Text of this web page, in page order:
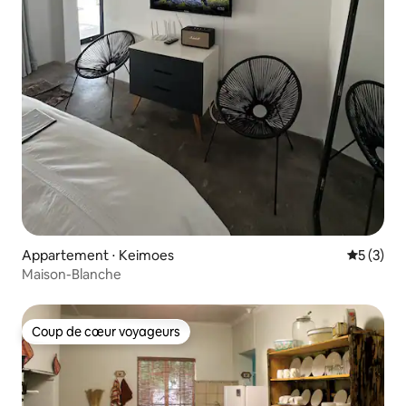
Appartement ⋅ Keimoes
5 (3)
Maison-Blanche
Coup de cœur voyageurs
Coup de cœur voyageurs